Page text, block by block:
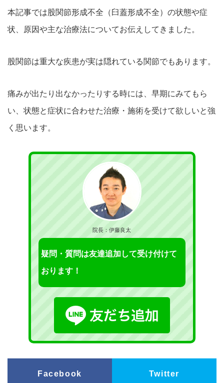
本記事では股関節形成不全（臼蓋形成不全）の状態や症
状、原因や主な治療法についてお伝えしてきました。
股関節は重大な疾患が実は隠れている関節でもあります。
痛みが出たり出なかったりする時には、早期にみてもら
い、状態と症状に合わせた治療・施術を受けて欲しいと強
く思います。
院長：伊藤良太
疑問・質問は友達追加して受け付けて
おります！
Facebook Twitter